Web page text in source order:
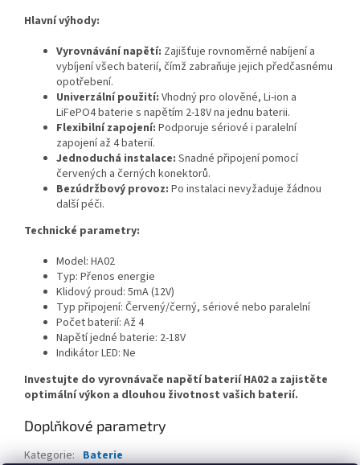
Hlavní výhody:
Vyrovnávání napětí: Zajišťuje rovnoměrné nabíjení a
vybíjení všech baterií, čímž zabraňuje jejich předčasnému
opotřebení.
Univerzální použití: Vhodný pro olověné, Li-ion a
LiFePO4 baterie s napětím 2-18V na jednu baterii.
Flexibilní zapojení: Podporuje sériové i paralelní
zapojení až 4 baterií.
Jednoduchá instalace: Snadné připojení pomocí
červených a černých konektorů.
Bezúdržbový provoz: Po instalaci nevyžaduje žádnou
další péči.
Technické parametry:
Model: HA02
Typ: Přenos energie
Klidový proud: 5mA (12V)
Typ připojení: Červený/černý, sériové nebo paralelní
Počet baterií: Až 4
Napětí jedné baterie: 2-18V
Indikátor LED: Ne
Investujte do vyrovnávače napětí baterií HA02 a zajistěte
optimální výkon a dlouhou životnost vašich baterií.
Doplňkové parametry
Kategorie: Baterie